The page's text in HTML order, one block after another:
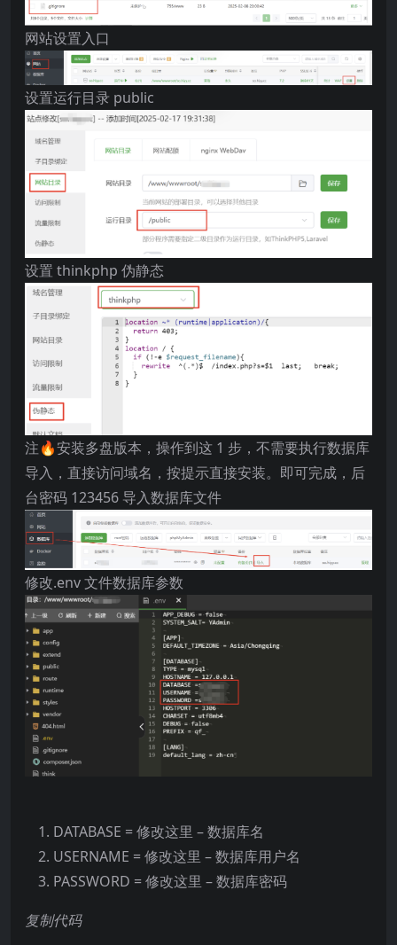
网站设置入口
设置运行目录 public
设置 thinkphp 伪静态
注🔥安装多盘版本，操作到这 1 步，不需要执行数据库
导入，直接访问域名，按提示直接安装。即可完成，后
台密码 123456 导入数据库文件
修改.env 文件数据库参数
DATABASE = 修改这里 – 数据库名
USERNAME = 修改这里 – 数据库用户名
PASSWORD = 修改这里 – 数据库密码
复制代码